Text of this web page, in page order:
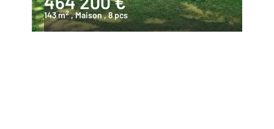
143 m2 , Maison, 8 pcs